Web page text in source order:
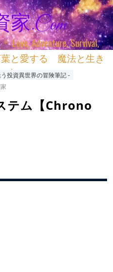
家.com
Adventure, Survival,
葉と愛する 魔法と生き
生きる
う投資異世界の冒険筆記 ‐
テム【Chrono